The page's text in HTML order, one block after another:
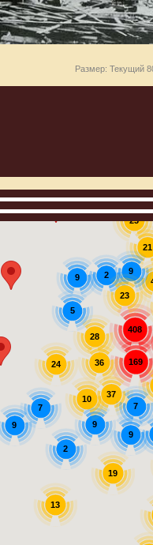
Размер: Текущий
9
24
169
36
408
13
37
21
7
9
23
7
19
9
9
2
28
23
10
2
9
5